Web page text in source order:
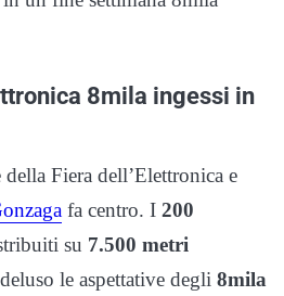
8mila ingessi in
Fiera dell’Elettronica e
fa centro. I 200
su 7.500 metri
le aspettative degli 8mila